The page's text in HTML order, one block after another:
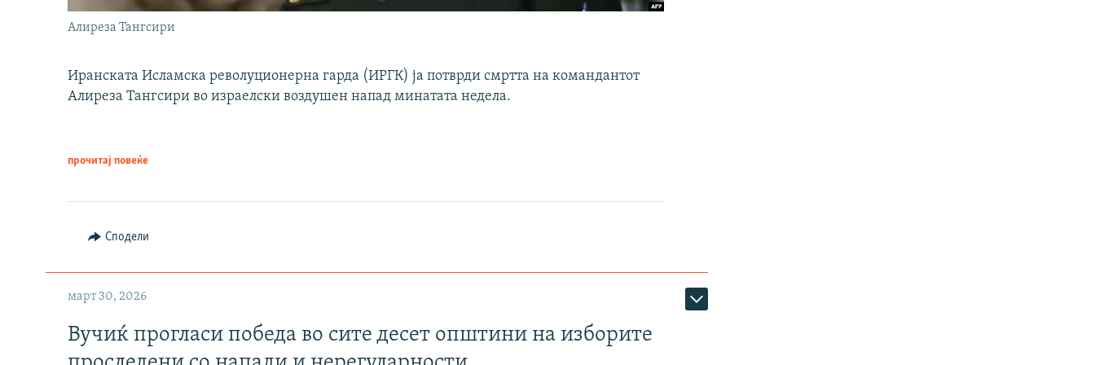
Алиреза Тангсири
Иранската Исламска револуционерна гарда (ИРГК) ја потврди смртта на командантот
Алиреза Тангсири во израелски воздушен напад минатата недела.
прочитај повеќе
Сподели
март 30, 2026
Вучиќ прогласи победа во сите десет општини на изборите